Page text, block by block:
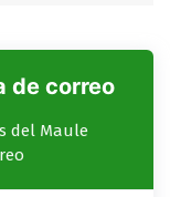
de correo
del Maule